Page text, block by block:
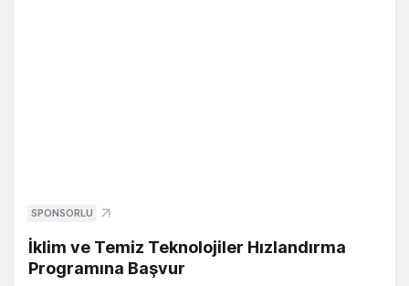
SPONSORLU
İklim ve Temiz Teknolojiler Hızlandırma
Programına Başvur